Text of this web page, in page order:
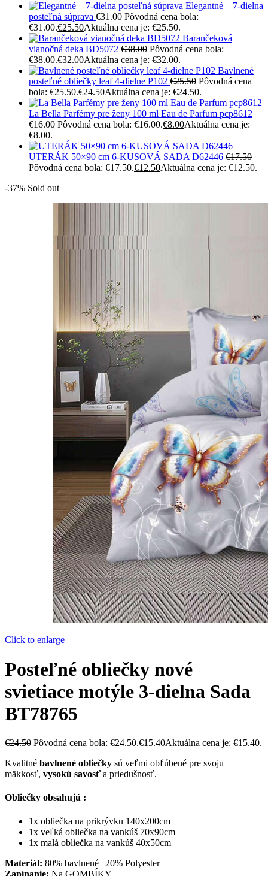
Elegantné – 7-dielna
posteľná súprava €31.00 Pôvodná cena bola:
€31.00.€25.50Aktuálna cena je: €25.50.
Barančeková
vianočná deka BD5072 €38.00 Pôvodná cena bola:
€38.00.€32.00Aktuálna cena je: €32.00.
Bavlnené
posteľné obliečky leaf 4-dielne P102 €25.50 Pôvodná cena
bola: €25.50.€24.50Aktuálna cena je: €24.50.
La Bella Parfémy pre ženy 100 ml Eau de Parfum pcp8612
€16.00 Pôvodná cena bola: €16.00.€8.00Aktuálna cena je:
€8.00.
UTERÁK 50×90 cm 6-KUSOVÁ SADA D62446 €17.50
Pôvodná cena bola: €17.50.€12.50Aktuálna cena je: €12.50.
-37% Sold out
Click to enlarge
Posteľné obliečky nové
svietiace motýle 3-dielna Sada
BT78765
€24.50 Pôvodná cena bola: €24.50.€15.40Aktuálna cena je: €15.40.
Kvalitné bavlnené obliečky sú veľmi obľúbené pre svoju
mäkkosť, vysokú savosťa priedušnosť.
Obliečky obsahujú :
1x obliečka na prikrývku 140x200cm
1x veľká obliečka na vankúš 70x90cm
1x malá obliečka na vankúš 40x50cm
Materiál: 80% bavlnené | 20% Polyester
Zapínanie: Na GOMBÍKY